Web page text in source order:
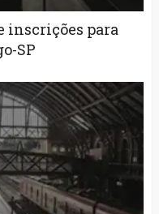
inscrições para
SP